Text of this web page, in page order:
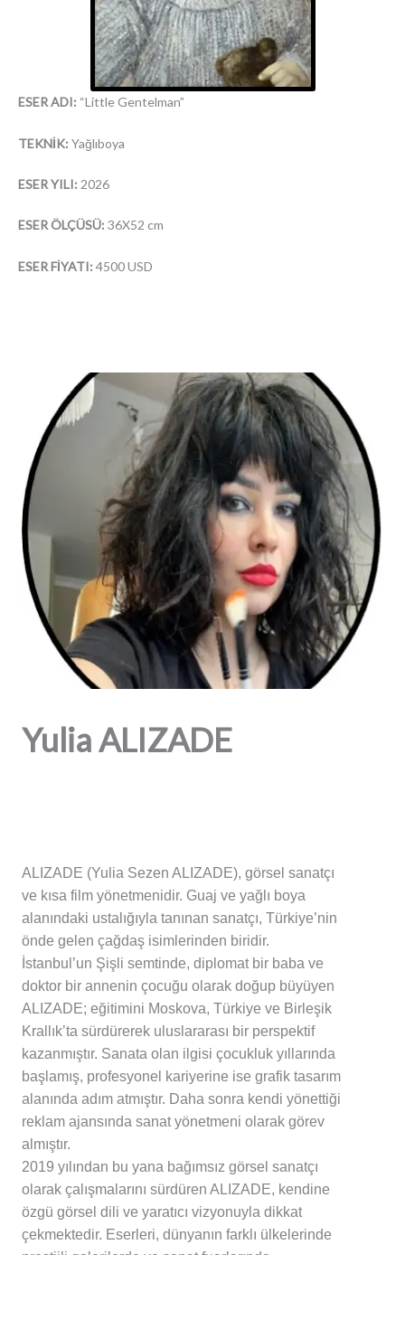
ESER ADI: “Little Gentelman”
TEKNİK: Yağlıboya
ESER YILI: 2026
ESER ÖLÇÜSÜ: 36X52 cm
ESER FİYATI: 4500 USD
Yulia ALIZADE
ALIZADE (Yulia Sezen ALIZADE), görsel sanatçı
ve kısa film yönetmenidir. Guaj ve yağlı boya
alanındaki ustalığıyla tanınan sanatçı, Türkiye’nin
önde gelen çağdaş isimlerinden biridir.
İstanbul’un Şişli semtinde, diplomat bir baba ve
doktor bir annenin çocuğu olarak doğup büyüyen
ALIZADE; eğitimini Moskova, Türkiye ve Birleşik
Krallık’ta sürdürerek uluslararası bir perspektif
kazanmıştır. Sanata olan ilgisi çocukluk yıllarında
başlamış, profesyonel kariyerine ise grafik tasarım
alanında adım atmıştır. Daha sonra kendi yönettiği
reklam ajansında sanat yönetmeni olarak görev
almıştır.
2019 yılından bu yana bağımsız görsel sanatçı
olarak çalışmalarını sürdüren ALIZADE, kendine
özgü görsel dili ve yaratıcı vizyonuyla dikkat
çekmektedir. Eserleri, dünyanın farklı ülkelerinde
prestijli galerilerde ve sanat fuarlarında